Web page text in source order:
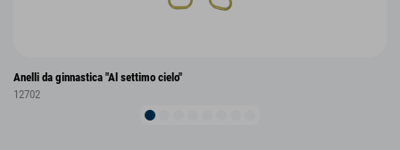
Anelli da ginnastica "Al settimo cielo"
12702